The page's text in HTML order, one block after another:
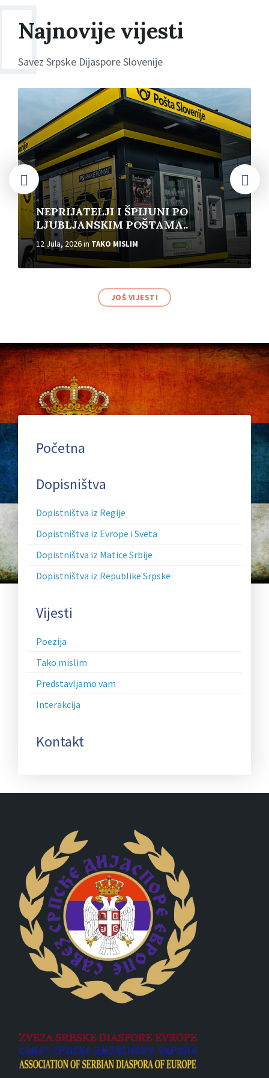
Najnovije vijesti
Savez Srpske Dijaspore Slovenije
NEPRIJATELJI I ŠPIJUNI PO
LJUBLJANSKIM POŠTAMA..
12 Jula, 2026in TAKO MISLIM
More
JOŠ VIJESTI
Secondary
Header
Menu
Početna
Dopisništva
Dopistništva iz Regije
Dopistništva iz Evrope i Sveta
Dopistništva iz Matice Srbije
Dopistništva iz Republike Srpske
Vijesti
Poezija
Tako mislim
Predstavljamo vam
Interakcija
Kontakt